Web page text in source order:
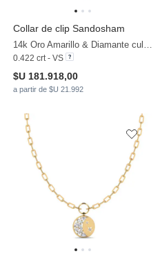
Collar de clip Sandosham
14k Oro Amarillo & Diamante cultivado en laboratorio
0.422 crt - VS
$U 181.918,00
a partir de $U 21.992